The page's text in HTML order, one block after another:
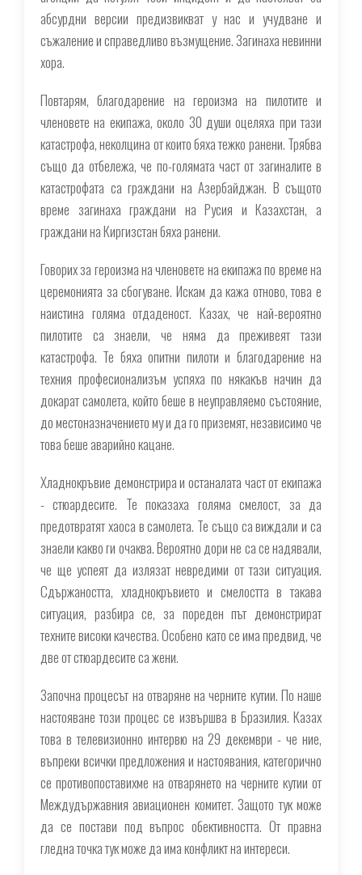
абсурдни версии предизвикват у нас и учудване и
съжаление и справедливо възмущение. Загинаха невинни
хора.
Повтарям, благодарение на героизма на пилотите и
членовете на екипажа, около 30 души оцеляха при тази
катастрофа, неколцина от които бяха тежко ранени. Трябва
също да отбележа, че по-голямата част от загиналите в
катастрофата са граждани на Азербайджан. В същото
време загинаха граждани на Русия и Казахстан, а
граждани на Киргизстан бяха ранени.
Говорих за героизма на членовете на екипажа по време на
церемонията за сбогуване. Искам да кажа отново, това е
наистина голяма отдаденост. Казах, че най-вероятно
пилотите са знаели, че няма да преживеят тази
катастрофа. Те бяха опитни пилоти и благодарение на
техния професионализъм успяха по някакъв начин да
докарат самолета, който беше в неуправляемо състояние,
до местоназначението му и да го приземят, независимо че
това беше аварийно кацане.
Хладнокръвие демонстрира и останалата част от екипажа
- стюардесите. Те показаха голяма смелост, за да
предотвратят хаоса в самолета. Те също са виждали и са
знаели какво ги очаква. Вероятно дори не са се надявали,
че ще успеят да излязат невредими от тази ситуация.
Сдържаността, хладнокръвието и смелостта в такава
ситуация, разбира се, за пореден път демонстрират
техните високи качества. Особено като се има предвид, че
две от стюардесите са жени.
Започна процесът на отваряне на черните кутии. По наше
настояване този процес се извършва в Бразилия. Казах
това в телевизионно интервю на 29 декември - че ние,
въпреки всички предложения и настоявания, категорично
се противопоставихме на отварянето на черните кутии от
Междудържавния авиационен комитет. Защото тук може
да се постави под въпрос обективността. От правна
гледна точка тук може да има конфликт на интереси.